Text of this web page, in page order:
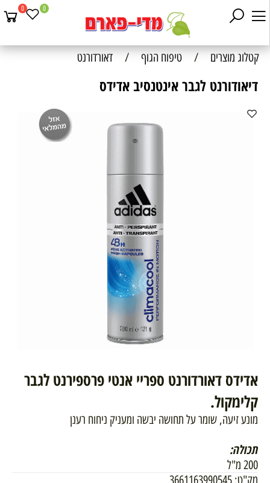
0 0
קטלוג מוצרים / טיפוח הגוף / דאורדורנט
דיאודורנט לגבר אינטנסיב אדידס
אדידס דאורדורנט ספריי אנטי פרספירנט לגבר
קלימקול.
מונע זיעה, שומר על תחושה יבשה ומעניק ניחוח רענן
תכולה:
200 מ"ל
מק"ט: 3661163990545